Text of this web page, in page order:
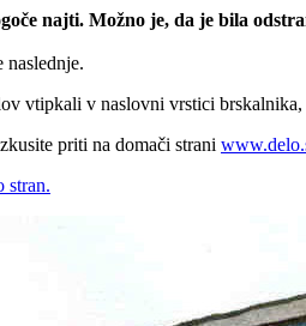
najti. Možno je, da je bila
naslednje.
vtipkali v naslovni vrstici
priti na domači strani
stran.